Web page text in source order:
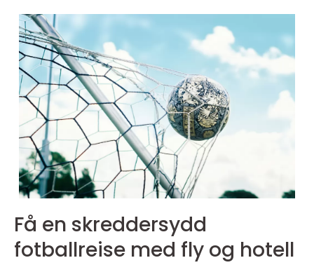
Få en skreddersydd
fotballreise med fly og hotell